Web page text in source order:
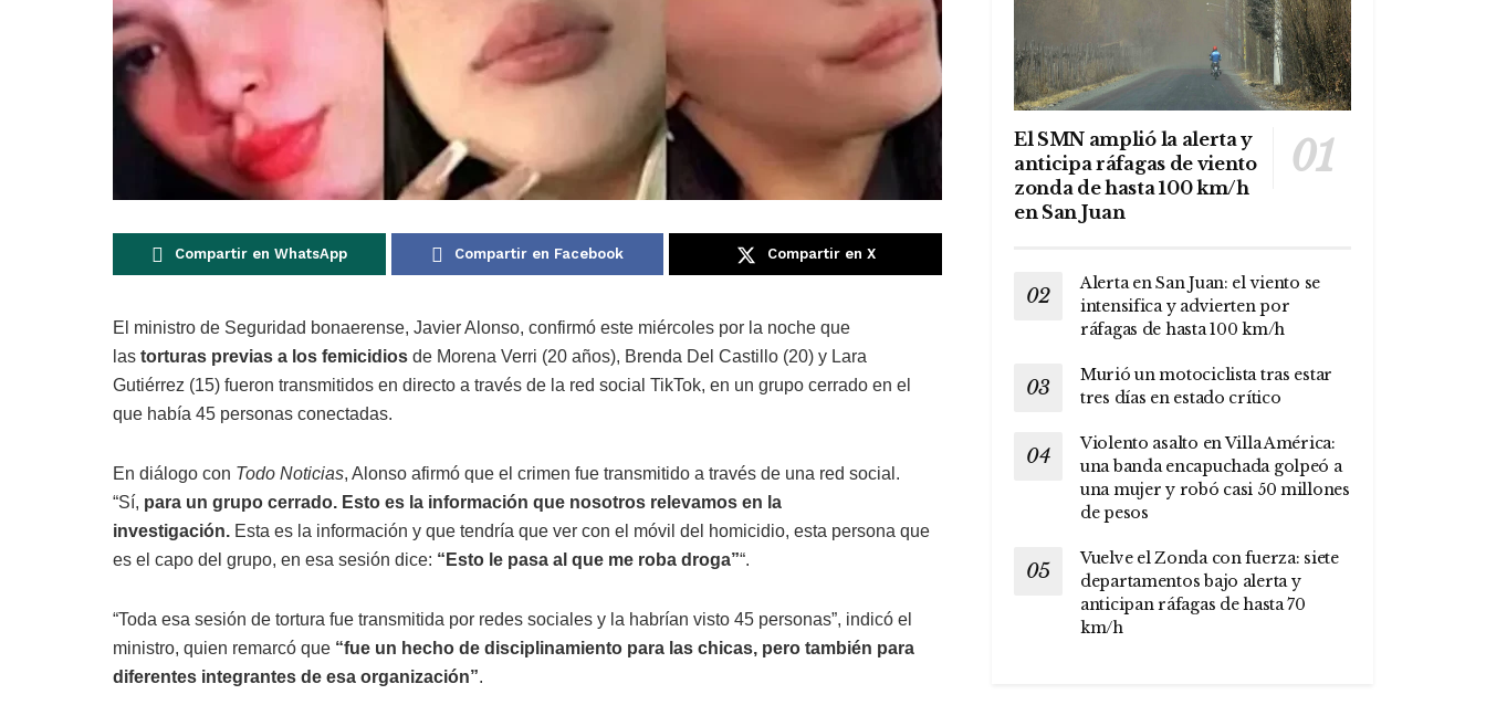
Compartir en WhatsApp Compartir en Facebook Compartir en X
El ministro de Seguridad bonaerense, Javier Alonso, confirmó este miércoles por la noche que
las torturas previas a los femicidios de Morena Verri (20 años), Brenda Del Castillo (20) y Lara
Gutiérrez (15) fueron transmitidos en directo a través de la red social TikTok, en un grupo cerrado en el
que había 45 personas conectadas.
En diálogo con Todo Noticias, Alonso afirmó que el crimen fue transmitido a través de una red social.
“Sí, para un grupo cerrado. Esto es la información que nosotros relevamos en la
investigación. Esta es la información y que tendría que ver con el móvil del homicidio, esta persona que
es el capo del grupo, en esa sesión dice: “Esto le pasa al que me roba droga”“.
“Toda esa sesión de tortura fue transmitida por redes sociales y la habrían visto 45 personas”, indicó el
ministro, quien remarcó que “fue un hecho de disciplinamiento para las chicas, pero también para
diferentes integrantes de esa organización”.
El SMN amplió la alerta y
anticipa ráfagas de viento
zonda de hasta 100 km/h
en San Juan
Alerta en San Juan: el viento se
intensifica y advierten por
ráfagas de hasta 100 km/h
Murió un motociclista tras estar
tres días en estado crítico
Violento asalto en Villa América:
una banda encapuchada golpeó a
una mujer y robó casi 50 millones
de pesos
Vuelve el Zonda con fuerza: siete
departamentos bajo alerta y
anticipan ráfagas de hasta 70
km/h